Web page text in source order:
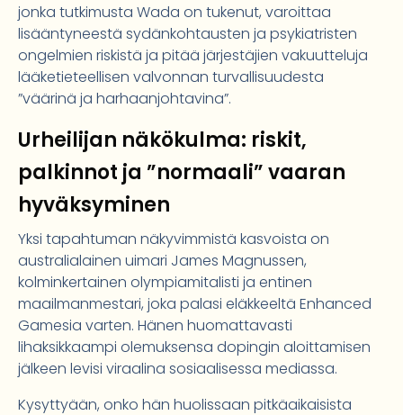
jonka tutkimusta Wada on tukenut, varoittaa
lisääntyneestä sydänkohtausten ja psykiatristen
ongelmien riskistä ja pitää järjestäjien vakuutteluja
lääketieteellisen valvonnan turvallisuudesta
”väärinä ja harhaanjohtavina”.
Urheilijan näkökulma: riskit,
palkinnot ja ”normaali” vaaran
hyväksyminen
Yksi tapahtuman näkyvimmistä kasvoista on
australialainen uimari James Magnussen,
kolminkertainen olympiamitalisti ja entinen
maailmanmestari, joka palasi eläkkeeltä Enhanced
Gamesia varten. Hänen huomattavasti
lihaksikkaampi olemuksensa dopingin aloittamisen
jälkeen levisi viraalina sosiaalisessa mediassa.
Kysyttyään, onko hän huolissaan pitkäaikaisista